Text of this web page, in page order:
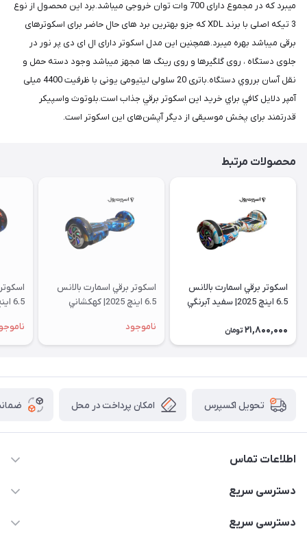
میبرد که در مجموع دارای 700 وات توان خروجی میباشد.برد این محصول از نوع
3 تیکه اصلی با برند XDL که جزو بهترین برد های حال حاضر برای اسکوترهای
برقی میباشد بهره میبرد.همچنین این مدل اسکوتر دارای ال ای دی پر نور در
جلوی دستگاه ، روی گلگیرها و روی رینگ ها مجهز میباشد وجود دسته حمل و
نقل آسان برروي دستگاه.باتری 20 سلولی لیتیومی یونی با ظرفیت 4400 میلی
آمپر دلايل كافي براي خريد اين اسكوتر برقي جذاب است.بلوتوث واسپیکر
قدرتمند برای پخش موسیقی از دیگر آپشن‌های این اسکوتر است.
محصولات مرتبط
اسكوتر برقي اسمارت بالانس
6.5 اینچ 2025| سفيد آبرنگي
21,800,000 تومان
اسكوتر برقي اسمارت بالانس
6.5 اینچ 2025| كهكشاني
ناموجود
6.5 اینچ 2025|آبی آتشی
تحویل اکسپرس امکان پرداخت در محل
اطلاعات تماس
۰۹۳۵۶۰۴۰۳۶۵
دسترسی سریع
اسکیت فلایینگ ایگل
دسترسی سریع